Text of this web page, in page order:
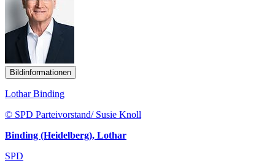
Bildinformationen
Lothar Binding
© SPD Parteivorstand/ Susie Knoll
Binding (Heidelberg), Lothar
SPD